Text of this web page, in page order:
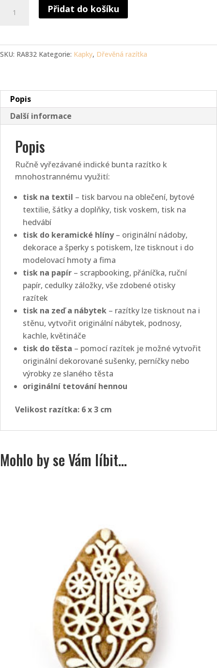
razítko
se
cm)
množství
Přidat do košíku
SKU: RA832 Kategorie: Kapky, Dřevěná razítka
Popis
Další informace
Popis
Ručně vyřezávané indické bunta razítko k
mnohostrannému využití:
tisk na textil – tisk barvou na oblečení, bytové
textilie, šátky a doplňky, tisk voskem, tisk na
hedvábí
tisk do keramické hlíny– originální nádoby,
dekorace a šperky s potiskem, lze tisknout i do
modelovací hmoty a fima
tisk na papír – scrapbooking, přáníčka, ruční
papír, cedulky záložky, vše zdobené otisky
razítek
tisk na zeď a nábytek – razítky lze tisknout na i
stěnu, vytvořit originální nábytek, podnosy,
kachle, květináče
tisk do těsta – pomocí razítek je možné vytvořit
originální dekorované sušenky, perníčky nebo
výrobky ze slaného těsta
originální tetování hennou
Velikost razítka: 6 x 3 cm
Mohlo by se Vám líbit…